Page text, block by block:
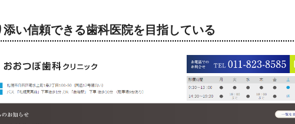
添い信頼できる歯科医院を目指している